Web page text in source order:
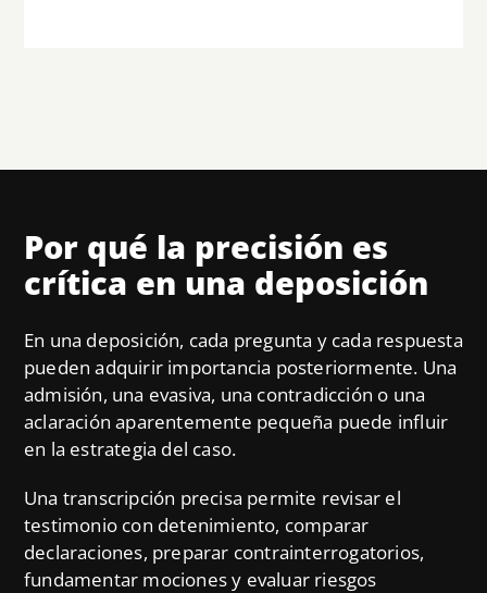
Por qué la precisión es
crítica en una deposición
En una deposición, cada pregunta y cada respuesta
pueden adquirir importancia posteriormente. Una
admisión, una evasiva, una contradicción o una
aclaración aparentemente pequeña puede influir
en la estrategia del caso.
Una transcripción precisa permite revisar el
testimonio con detenimiento, comparar
declaraciones, preparar contrainterrogatorios,
fundamentar mociones y evaluar riesgos